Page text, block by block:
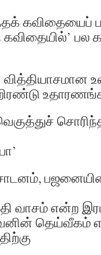
கவிதையைப்
கவிதையில்’
வெகுத்துச்
வாசம் என்ற
தெய்வீகம்